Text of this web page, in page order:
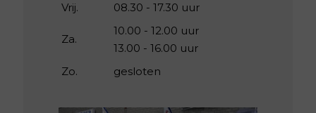
Vrij.
08.30 - 17.30 uur
Za.
10.00 - 12.00 uur
13.00 - 16.00 uur
Zo.
gesloten